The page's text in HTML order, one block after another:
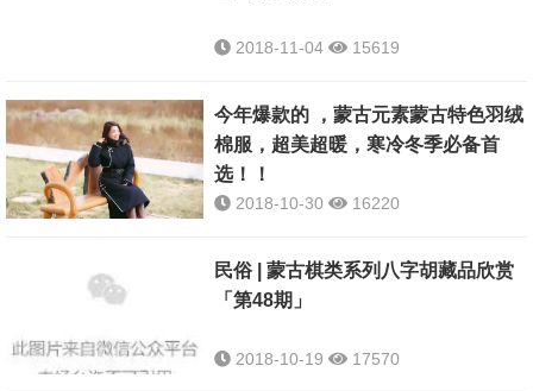
ᠪᠦᠭᠡᠳ ᠬᠦᠨᠳᠦ ᠨᠢ ᠬᠡᠳᠦᠬᠡᠨ g
ᠴᠤ ᠬᠦᠷᠬᠦ ᠦᠭᠡᠢ ᠮᠠᠰᠢ ᠵᠢᠵᠢᠭ
ᠤᠷᠠᠨ ᠨᠠᠷᠢᠯᠢᠭ ᠪᠠᠢᠳᠠᠭ ᠡᠴᠡ
ᠡᠷᠲᠡᠨ ᠪ ᠨᠡᠭᠦᠳᠡᠯᠴᠢᠨ
ᠦᠨᠳᠦᠰᠦᠲᠡᠨ ᠪ
ᠪᠠ ᠠᠷᠠᠢ ᠬᠠᠷᠠᠭᠠᠨ ᠳ᠋ᠦ ᠦᠯᠦ
ᠦᠷᠲᠦᠬᠦ ᠬᠡᠮᠡᠷᠬᠡᠨ ᠮᠠᠰᠢ
ᠵᠡᠷᠭᠡ ᠵᠢᠨ ᠢᠲᠡᠭᠡᠬᠦ ᠵᠢᠨ ᠠᠷᠭ᠎ᠠ
ᠦᠭᠡᠢ ᠤᠷᠠᠨ
2018-11-04 15619
今年爆款的 ，蒙古元素蒙古特色羽绒
棉服，超美超暖，寒冷冬季必备首
选！！
2018-10-30 16220
民俗 | 蒙古棋类系列八字胡藏品欣赏
「第48期」
2018-10-19 17570